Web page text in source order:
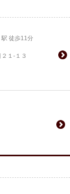
駅 徒歩11分
２１-１３